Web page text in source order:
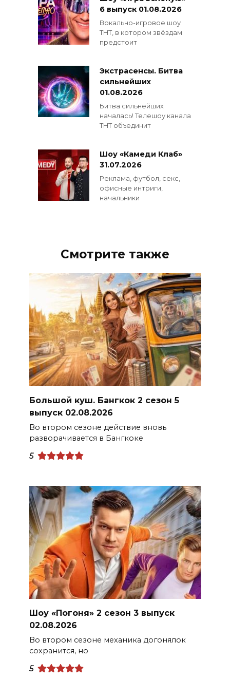
6 выпуск 01.08.2026
Вокально-игровое шоу
ТНТ, в котором звёздам
предстоит
Экстрасенсы. Битва
сильнейших
01.08.2026
Битва сильнейших
началась! Телешоу канала
ТНТ объединит
Шоу «Камеди Клаб»
31.07.2026
Реклама, футбол, секс,
офисные интриги,
начальники
Смотрите также
Большой куш. Бангкок 2 сезон 5
выпуск 02.08.2026
Во втором сезоне действие вновь
разворачивается в Бангкоке
5
Шоу «Погоня» 2 сезон 3 выпуск
02.08.2026
Во втором сезоне механика догонялок
сохранится, но
5